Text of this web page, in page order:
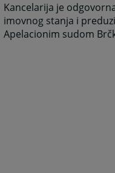
Kancelarija je
imovnog stanja i
Apelacionim sudom